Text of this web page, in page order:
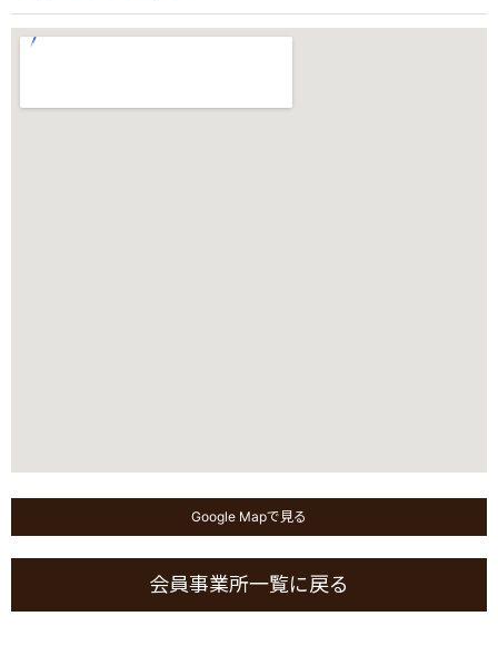
Google Mapで見る
会員事業所一覧に戻る